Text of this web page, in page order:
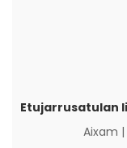
Aixam |